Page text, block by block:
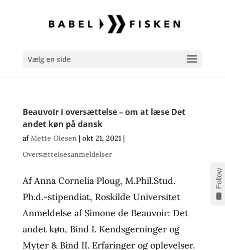
Vælg en side
Beauvoir i oversættelse – om at læse Det
andet køn på dansk
afMette Olesen| okt 21, 2021|
Oversættelsesanmeldelser
Af Anna Cornelia Ploug, M.Phil.Stud.
Ph.d.-stipendiat, Roskilde Universitet
Anmeldelse af Simone de Beauvoir: Det
andet køn, Bind I. Kendsgerninger og
Myter & Bind II. Erfaringer og oplevelser.
Follow